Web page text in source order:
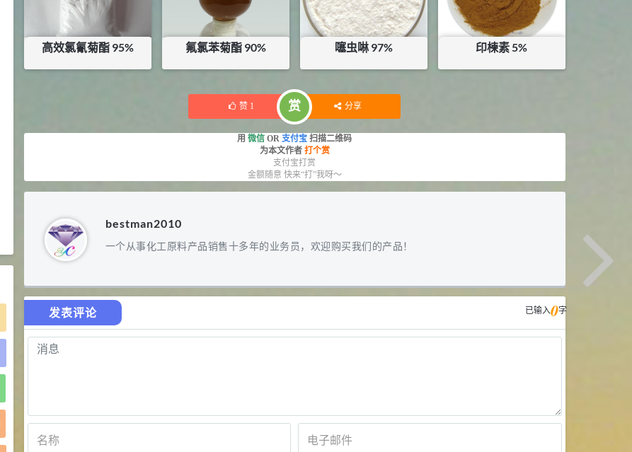
高效氯氰菊酯 95% 氟氯苯菊酯 90%
库存：4KG
噻虫啉 97%
库存：21KG
印楝素 5%
赞 1 赏 分享
用 微信 OR 支付宝 扫描二维码
为本文作者 打个赏
支付宝打赏
金额随意 快来“打”我呀～
bestman2010
一个从事化工原料产品销售十多年的业务员，欢迎购买我们的产品！
发表评论 已输入0字
8 D-异抗坏血酸钠 98%
浏览量 - 1.55w
硬脂富马酸钠 99%
34.8 10 DL-蛋氨酸 99%